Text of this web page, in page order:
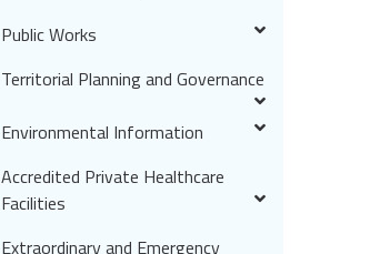
Public Works
Territorial Planning and Governance
Environmental Information
Accredited Private Healthcare
Facilities
Extraordinary and Emergency